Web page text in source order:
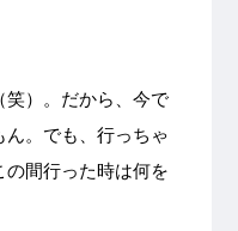
笑）。だから、今で
ん。でも、行っちゃ
の間行った時は何を